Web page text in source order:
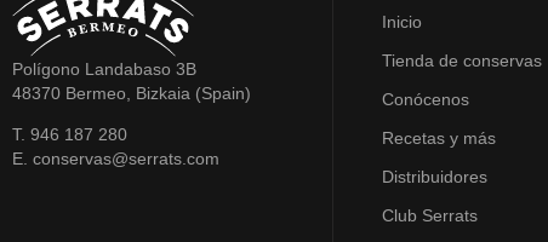
Polígono Landabaso 3B
48370 Bermeo, Bizkaia (Spain)
T. 946 187 280
E. conservas@serrats.com
Inicio
Tienda de conservas
Conócenos
Recetas y más
Distribuidores
Club Serrats